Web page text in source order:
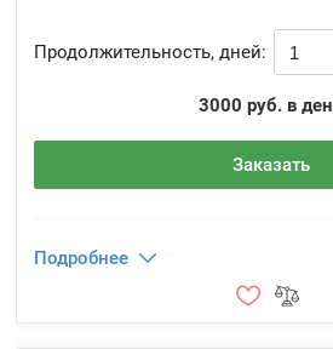
Продолжительность, дней:
3000 руб. в
Заказать
Подробнее